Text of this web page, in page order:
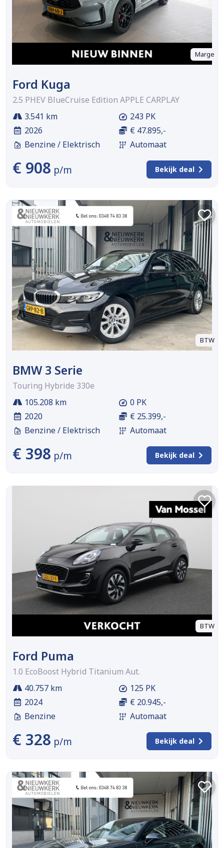
Marge
Ford Kuga
2.5 PHEV BlueCruise Edition APPLE CARPLAY
3.541 km
2026
Benzine / Elektrisch
243 PK
€ 47.895,-
Automaat
€ 908 p/m Bekijk deal
BTW
BMW 3 Serie
Touring Hybride 330e
105.208 km
2020
Benzine / Elektrisch
0 PK
€ 25.399,-
Automaat
€ 398 p/m Bekijk deal
BTW
Ford Puma
1.0 EcoBoost Hybrid Titanium Aut.
40.757 km
2024
Benzine
125 PK
€ 20.945,-
Automaat
€ 328 p/m Bekijk deal